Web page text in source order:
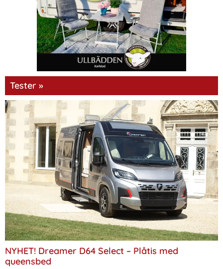
Tester »
NYHET! Dreamer D64 Select – Plåtis med
queensbed